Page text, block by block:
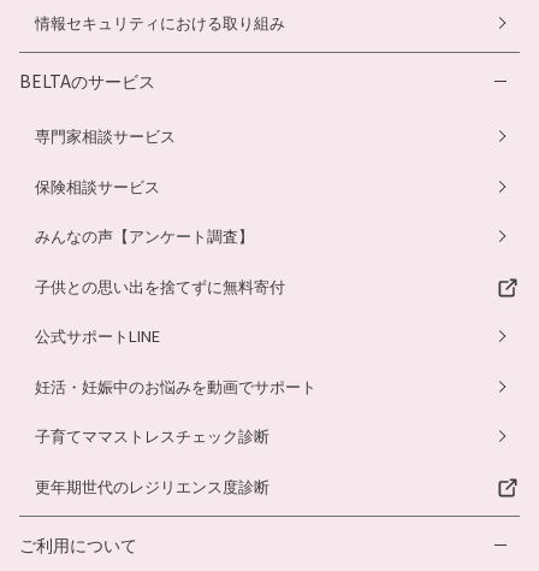
情報セキュリティにおける取り組み
BELTAのサービス
専門家相談サービス
保険相談サービス
みんなの声【アンケート調査】
子供との思い出を捨てずに無料寄付
公式サポートLINE
妊活・妊娠中のお悩みを動画でサポート
子育てママストレスチェック診断
更年期世代のレジリエンス度診断
ご利用について